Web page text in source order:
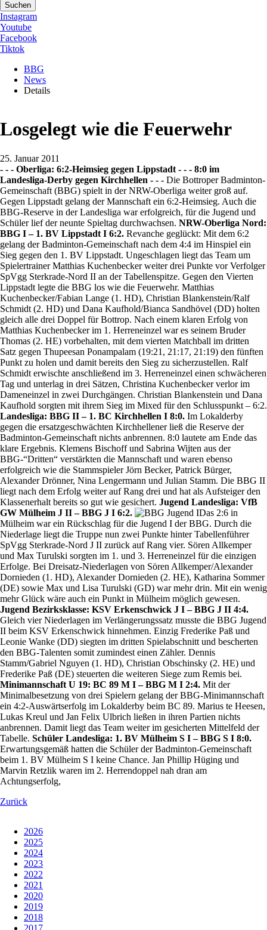
Suchen
Instagram
Youtube
Facebook
Tiktok
BBG
News
Details
Losgelegt wie die Feuerwehr
25. Januar 2011
- - - Oberliga: 6:2-Heimsieg gegen Lippstadt - - - 8:0 im
Landesliga-Derby gegen Kirchhellen - - - Die Bottroper Badminton-
Gemeinschaft (BBG) spielt in der NRW-Oberliga weiter groß auf.
Gegen Lippstadt gelang der Mannschaft ein 6:2-Heimsieg. Auch die
BBG-Reserve in der Landesliga war erfolgreich, für die Jugend und
Schüler lief der neunte Spieltag durchwachsen. NRW-Oberliga Nord:
BBG I – 1. BV Lippstadt I 6:2. Revanche geglückt: Mit dem 6:2
gelang der Badminton-Gemeinschaft nach dem 4:4 im Hinspiel ein
Sieg gegen den 1. BV Lippstadt. Ungeschlagen liegt das Team um
Spielertrainer Matthias Kuchenbecker weiter drei Punkte vor Verfolger
SpVgg Sterkrade-Nord II an der Tabellenspitze. Gegen den Vierten
Lippstadt legte die BBG los wie die Feuerwehr. Matthias
Kuchenbecker/Fabian Lange (1. HD), Christian Blankenstein/Ralf
Schmidt (2. HD) und Dana Kaufhold/Bianca Sandhövel (DD) holten
gleich alle drei Doppel für Bottrop. Nach einem klaren Erfolg von
Matthias Kuchenbecker im 1. Herreneinzel war es seinem Bruder
Thomas (2. HE) vorbehalten, mit dem vierten Matchball im dritten
Satz gegen Thupeesan Ponampalam (19:21, 21:17, 21:19) den fünften
Punkt zu holen und damit bereits den Sieg zu sicherzustellen. Ralf
Schmidt erwischte anschließend im 3. Herreneinzel einen schwächeren
Tag und unterlag in drei Sätzen, Christina Kuchenbecker verlor im
Dameneinzel in zwei Durchgängen. Christian Blankenstein und Dana
Kaufhold sorgten mit ihrem Sieg im Mixed für den Schlusspunkt – 6:2.
Landesliga: BBG II – 1. BC Kirchhellen I 8:0. Im Lokalderby
gegen die ersatzgeschwächten Kirchhellener ließ die Reserve der
Badminton-Gemeinschaft nichts anbrennen. 8:0 lautete am Ende das
klare Ergebnis. Klemens Bischoff und Sabrina Wijten aus der
BBG-“Dritten“ verstärkten die Mannschaft und waren ebenso
erfolgreich wie die Stammspieler Jörn Becker, Patrick Bürger,
Alexander Drönner, Nina Lengermann und Julian Stamm. Die BBG II
liegt nach dem Erfolg weiter auf Rang drei und hat als Aufsteiger den
Klassenerhalt bereits so gut wie gesichert. Jugend Landesliga: VfB
GW Mülheim J II – BBG J I 6:2.
Das 2:6 in
Mülheim war ein Rückschlag für die Jugend I der BBG. Durch die
Niederlage liegt die Truppe nun zwei Punkte hinter Tabellenführer
SpVgg Sterkrade-Nord J II zurück auf Rang vier. Sören Allkemper
und Max Turulski sorgten im 1. und 3. Herreneinzel für die einzigen
Erfolge. Bei Dreisatz-Niederlagen von Sören Allkemper/Alexander
Dornieden (1. HD), Alexander Dornieden (2. HE), Katharina Sommer
(DE) sowie Max und Lisa Turulski (GD) war mehr drin. Mit ein wenig
mehr Glück wäre auch ein Punkt in Mülheim möglich gewesen.
Jugend Bezirksklasse: KSV Erkenschwick J I – BBG J II 4:4.
Gleich vier Niederlagen im Verlängerungssatz musste die BBG Jugend
II beim KSV Erkenschwick hinnehmen. Einzig Frederike Paß und
Leonie Wanke (DD) siegten im dritten Spielabschnitt und bescherten
den BBG-Talenten somit zumindest einen Zähler. Dennis
Stamm/Gabriel Nguyen (1. HD), Christian Obschinsky (2. HE) und
Frederike Paß (DE) steuerten die weiteren Siege zum Remis bei.
Minimannschaft U 19: BC 89 M I – BBG M I 2:4. Mit der
Minimalbesetzung von drei Spielern gelang der BBG-Minimannschaft
ein 4:2-Auswärtserfolg im Lokalderby beim BC 89. Marius te Heesen,
Lukas Kreul und Jan Felix Ulbrich ließen in ihren Partien nichts
anbrennen. Damit liegt das Team weiter im gesicherten Mittelfeld der
Tabelle. Schüler Landesliga: 1. BV Mülheim S I – BBG S I 8:0.
Erwartungsgemäß hatten die Schüler der Badminton-Gemeinschaft
beim 1. BV Mülheim S I keine Chance. Jan Phillip Hüging und
Marvin Retzlik waren im 2. Herrendoppel nah dran am
Achtungserfolg,
Zurück
2026
2025
2024
2023
2022
2021
2020
2019
2018
2017